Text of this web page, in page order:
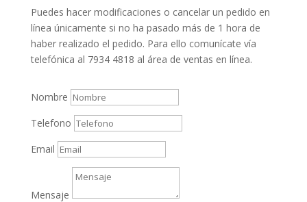
Puedes hacer modificaciones o cancelar un pedido en
línea únicamente si no ha pasado más de 1 hora de
haber realizado el pedido. Para ello comunícate vía
telefónica al 7934 4818 al área de ventas en línea.
Nombre
Telefono
Email
Mensaje